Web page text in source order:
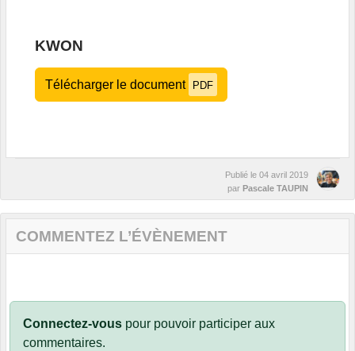
KWON
Télécharger le document PDF
Publié le 04 avril 2019
par Pascale TAUPIN
COMMENTEZ L’ÉVÈNEMENT
Connectez-vous pour pouvoir participer aux
commentaires.